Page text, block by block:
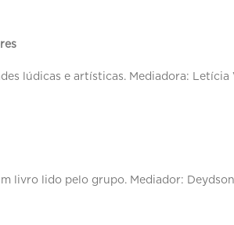
lúdicas e artísticas. Mediadora: Letícia
livro lido pelo grupo. Mediador: